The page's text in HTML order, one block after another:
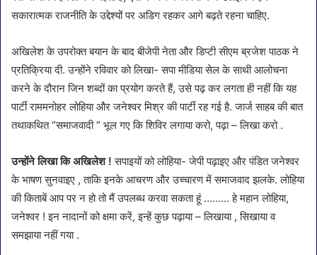
सकारात्मक राजनीति के उद्देश्यों पर अडिग रहकर आगे बढ़ते रहना चाहिए.
अखिलेश के उपरोक्त बयान के बाद बीजेपी नेता और डिप्टी सीएम ब्रजेश पाठक ने
प्रतिक्रिया दी. उन्होंने रविवार को लिखा- सपा मीडिया सेल के साथी आलोचना
करने के दौरान जिन शब्दों का प्रयोग करते हैं, उसे पढ़ कर लगता ही नहीं कि यह
पार्टी राममनोहर लोहिया और जनेश्वर मिश्र की पार्टी रह गई है. जार्ज साहब की बात
तथाकथित “समाजवादी ” भूल गए कि शिविर लगाया करो, पढ़ा – लिखा करो .
उन्होंने लिखा कि अखिलेश ! सपाइयों को लोहिया- जेपी पढ़ाइए और पंडित जनेश्वर
के भाषण सुनवाइए , ताकि इनके आचरण और उच्चारण में समाजवाद झलके. लोहिया
की किताबें आप पर न हो तो मैं उपलब्ध करवा सकता हूं ……… हे महान लोहिया,
जनेश्वर ! इन नादानों को क्षमा करें, इन्हें कुछ पढ़ाया – लिखाया , सिखाया व
समझाया नहीं गया .